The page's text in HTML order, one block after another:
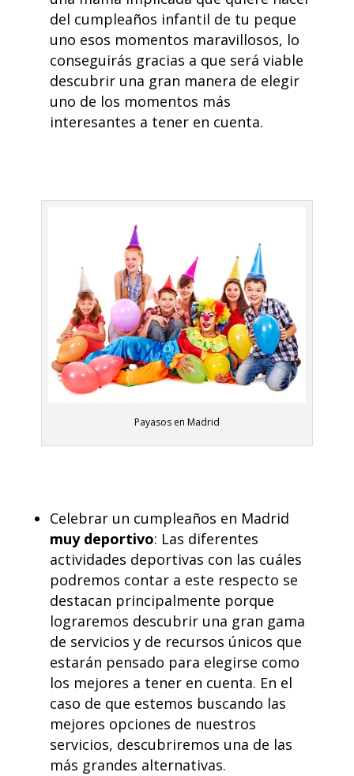
del cumpleaños infantil de tu peque
uno esos momentos maravillosos, lo
conseguirás gracias a que será viable
descubrir una gran manera de elegir
uno de los momentos más
interesantes a tener en cuenta.
Payasos en Madrid
Celebrar un cumpleaños en Madrid
muy deportivo: Las diferentes
actividades deportivas con las cuáles
podremos contar a este respecto se
destacan principalmente porque
lograremos descubrir una gran gama
de servicios y de recursos únicos que
estarán pensado para elegirse como
los mejores a tener en cuenta. En el
caso de que estemos buscando las
mejores opciones de nuestros
servicios, descubriremos una de las
más grandes alternativas.